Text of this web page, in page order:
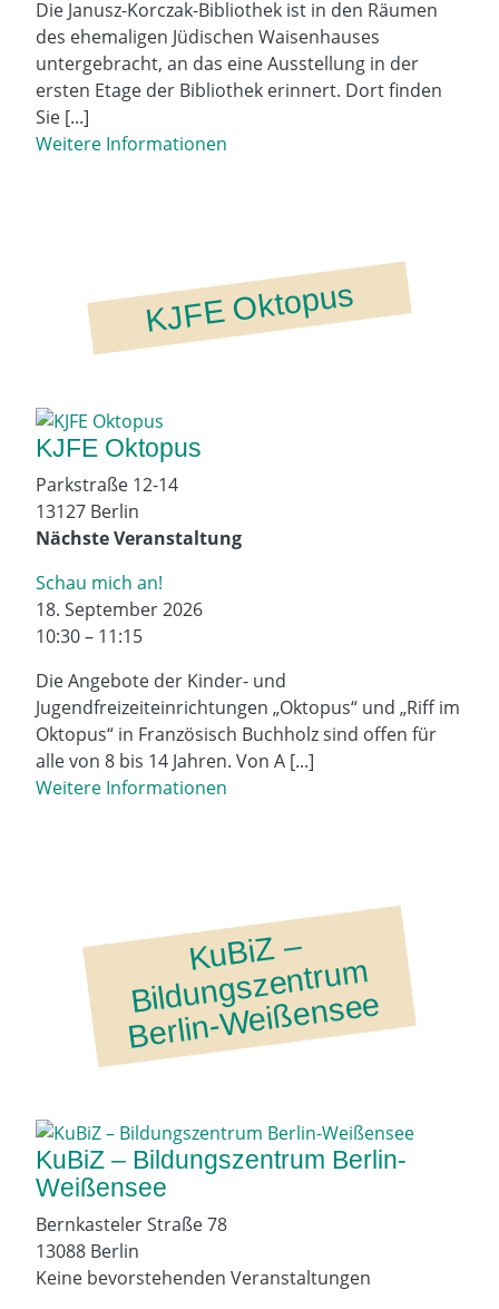
Die Janusz-Korczak-Bibliothek ist in den Räumen
des ehemaligen Jüdischen Waisenhauses
untergebracht, an das eine Ausstellung in der
ersten Etage der Bibliothek erinnert. Dort finden
Sie [...]
Weitere Informationen
KJFE Oktopus
KJFE Oktopus
Parkstraße 12-14
13127 Berlin
Nächste Veranstaltung
Schau mich an!
18. September 2026
10:30 – 11:15
Die Angebote der Kinder- und
Jugendfreizeiteinrichtungen „Oktopus“ und „Riff im
Oktopus“ in Französisch Buchholz sind offen für
alle von 8 bis 14 Jahren. Von A [...]
Weitere Informationen
K
u
Bi
Z
–
Bil
d
u
n
gsz
e
ntr
u
m
B
erli
n-
W
ei
ß
e
ns
e
e
KuBiZ – Bildungszentrum Berlin-
Weißensee
Bernkasteler Straße 78
13088 Berlin
Keine bevorstehenden Veranstaltungen